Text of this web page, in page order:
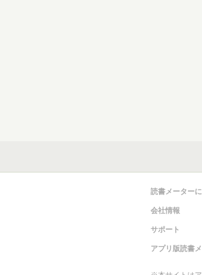
読書メーター
会社情報
サポート
アプリ版読書